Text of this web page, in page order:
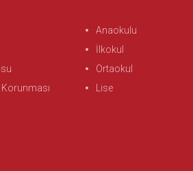
Anaokulu
İlkokul
Ortaokul
Lise